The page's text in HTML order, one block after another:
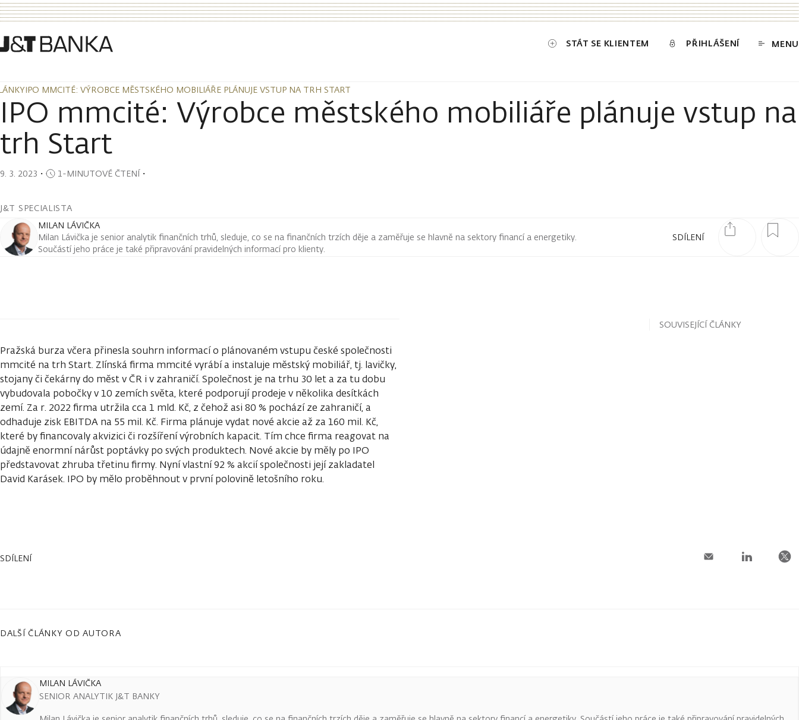
STÁT SE KLIENTEM PŘIHLÁŠENÍ MENU
IPO MMCITÉ: VÝROBCE MĚSTSKÉHO MOBILIÁŘE PLÁNUJE VSTUP NA TRH START
IPO MMCITÉ: VÝROBCE MĚSTSKÉHO MOBILIÁŘE PLÁNUJE VSTUP NA TRH START
IPO mmcité: Výrobce městského mobiliáře plánuje vstup na
trh Start
9. 3. 2023 ・ 1-MINUTOVÉ ČTENÍ・
J&T SPECIALISTA
SDÍLENÍ
MILAN LÁVIČKA
Milan Lávička je senior analytik finančních trhů, sleduje, co se na finančních trzích děje a zaměřuje se hlavně na sektory financí a energetiky.
Součástí jeho práce je také připravování pravidelných informací pro klienty.
Pražská burza včera přinesla souhrn informací o plánovaném vstupu české společnosti
mmcité na trh Start. Zlínská firma mmcité vyrábí a instaluje městský mobiliář, tj. lavičky,
stojany či čekárny do měst v ČR i v zahraničí. Společnost je na trhu 30 let a za tu dobu
vybudovala pobočky v 10 zemích světa, které podporují prodeje v několika desítkách
zemí. Za r. 2022 firma utržila cca 1 mld. Kč, z čehož asi 80 % pochází ze zahraničí, a
odhaduje zisk EBITDA na 55 mil. Kč. Firma plánuje vydat nové akcie až za 160 mil. Kč,
které by financovaly akvizici či rozšíření výrobních kapacit. Tím chce firma reagovat na
údajně enormní nárůst poptávky po svých produktech. Nové akcie by měly po IPO
představovat zhruba třetinu firmy. Nyní vlastní 92 % akcií společnosti její zakladatel
David Karásek. IPO by mělo proběhnout v první polovině letošního roku.
SOUVISEJÍCÍ ČLÁNKY
SDÍLENÍ
DALŠÍ ČLÁNKY OD AUTORA
MILAN LÁVIČKA
SENIOR ANALYTIK J&T BANKY